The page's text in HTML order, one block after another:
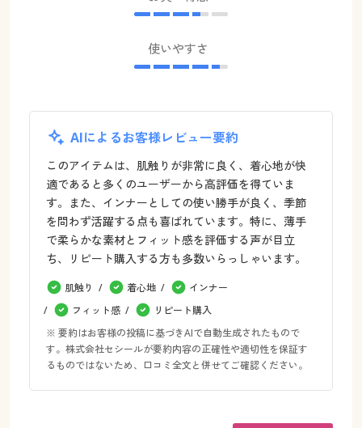
使いやすさ
AIによるお客様レビュー要約
このアイテムは、肌触りが非常に良く、着心地が快
適であると多くのユーザーから高評価を得ていま
す。また、インナーとしての使い勝手が良く、季節
を問わず活躍する点も喜ばれています。特に、薄手
で柔らかな素材とフィット感を評価する声が目立
ち、リピート購入する方も多数いらっしゃいます。
肌触り 着心地
インナー
フィット感
リピート購入
※ 要約はお客様の投稿に基づきAIで自動生成されたもので
す。株式会社セシールが要約内容の正確性や適切性を保証す
るものではないため、口コミ全文と併せてご確認ください。